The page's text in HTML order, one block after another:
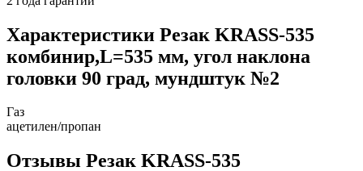
Характеристики Резак KRASS-535
комбинир,L=535 мм, угол наклона
головки 90 град, мундштук №2
Газ
ацетилен/пропан
Отзывы Резак KRASS-535